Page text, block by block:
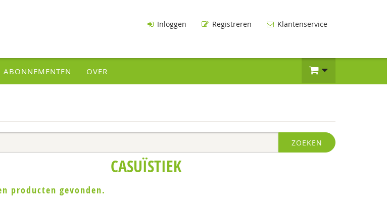
Inloggen Registreren Klantenservice
ABONNEMENTEN OVER
ZOEKEN
CASUÏSTIEK
producten gevonden.